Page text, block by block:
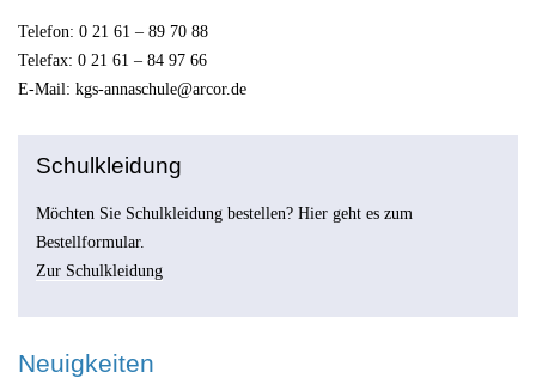
Telefon: 0 21 61 – 89 70 88
Telefax: 0 21 61 – 84 97 66
E-Mail: kgs-annaschule@arcor.de
Schulkleidung
Möchten Sie Schulkleidung bestellen? Hier geht es zum
Bestellformular.
Zur Schulkleidung
Neuigkeiten